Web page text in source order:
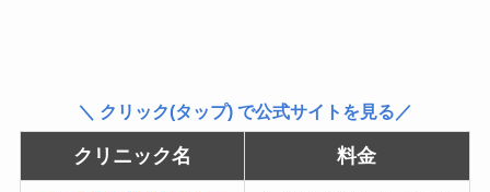
＼ クリック(タップ) で公式サイトを見る／
クリニック名 料金